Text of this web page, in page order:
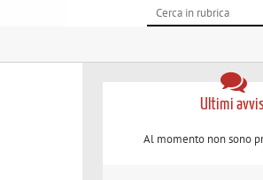
Ultimi
Al momento non sono